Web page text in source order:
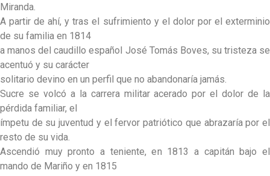
Miranda.
A partir de ahí, y tras el sufrimiento y el dolor por el exterminio
de su familia en 1814
a manos del caudillo español José Tomás Boves, su tristeza se
acentuó y su carácter
solitario devino en un perfil que no abandonaría jamás.
Sucre se volcó a la carrera militar acerado por el dolor de la
pérdida familiar, el
ímpetu de su juventud y el fervor patriótico que abrazaría por el
resto de su vida.
Ascendió muy pronto a teniente, en 1813 a capitán bajo el
mando de Mariño y en 1815